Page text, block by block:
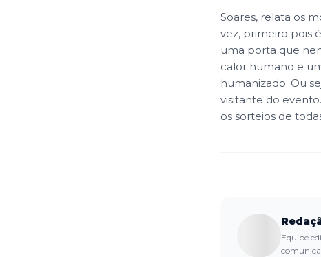
Soares, relata os
vez, primeiro pois
uma porta que
calor humano e
humanizado. Ou
visitante do
os sorteios de
Equipe